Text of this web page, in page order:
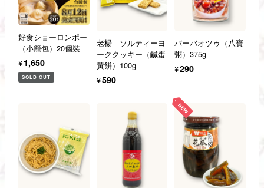
好食ショーロンポー
（小籠包）20個裝
¥1,650
SOLD OUT
老楊 ソルティーヨ
ーククッキー（鹹蛋
黃餅）100g
¥590
バーバオツゥ（八寶
粥）375g
¥290